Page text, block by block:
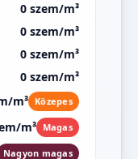
0 szem/m³
0 szem/m³
0 szem/m³
0 szem/m³
m³ Közepes
m³ Magas
Nagyon magas